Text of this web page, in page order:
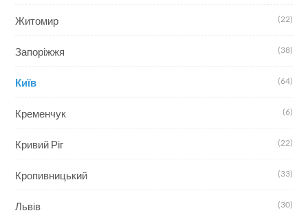
Житомир (22)
Запоріжжя (38)
Київ (64)
Кременчук (6)
Кривий Ріг (22)
Кропивницький (33)
Львів (30)